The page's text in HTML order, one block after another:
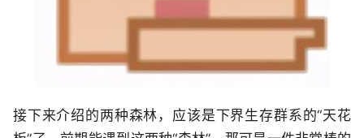
接下来介绍的两种森林，应该是下界生存群系的“天花